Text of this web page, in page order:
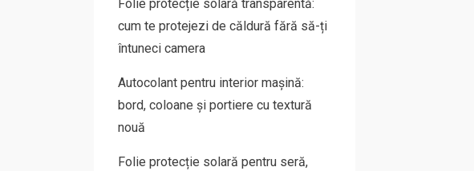
Folie protecție solară transparentă:
cum te protejezi de căldură fără să-ți
întuneci camera
Autocolant pentru interior mașină:
bord, coloane și portiere cu textură
nouă
Folie protecție solară pentru seră,